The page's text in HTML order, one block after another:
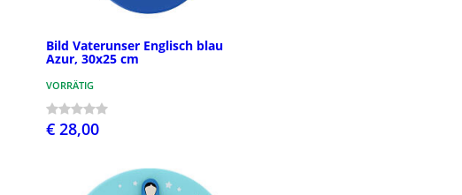
Bild Vaterunser Englisch blau
Azur, 30x25 cm
VORRÄTIG
€ 28,00